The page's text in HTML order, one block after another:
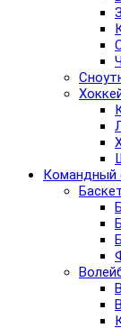
Командный